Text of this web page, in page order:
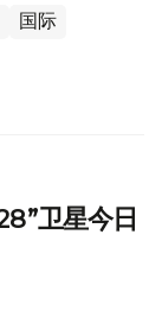
国际
卫星今日